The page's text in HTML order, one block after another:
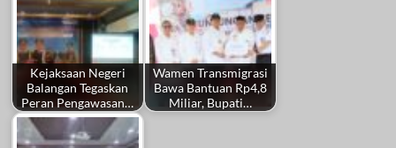
Kejaksaan Negeri
Balangan Tegaskan
Peran Pengawasan…
Wamen Transmigrasi
Bawa Bantuan Rp4,8
Miliar, Bupati…